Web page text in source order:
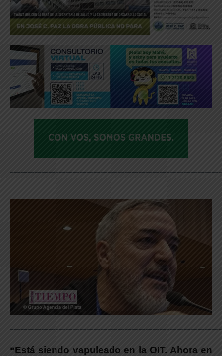
“Está siendo vapuleado en la OIT. Ahora en